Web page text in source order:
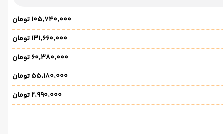
۱۰۵٬۷۴۰٬۰۰۰ تومان
۱۳۱٬۶۶۰٬۰۰۰ تومان
۶۰٬۳۸۰٬۰۰۰ تومان
۵۵٬۱۸۰٬۰۰۰ تومان
۲٬۹۹۰٬۰۰۰ تومان